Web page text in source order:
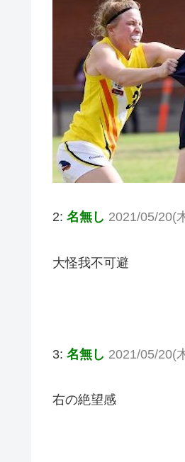
2: 名無し 2021/05/20(
大怪我不可避
3: 名無し 2021/05/20(
右の絶望感